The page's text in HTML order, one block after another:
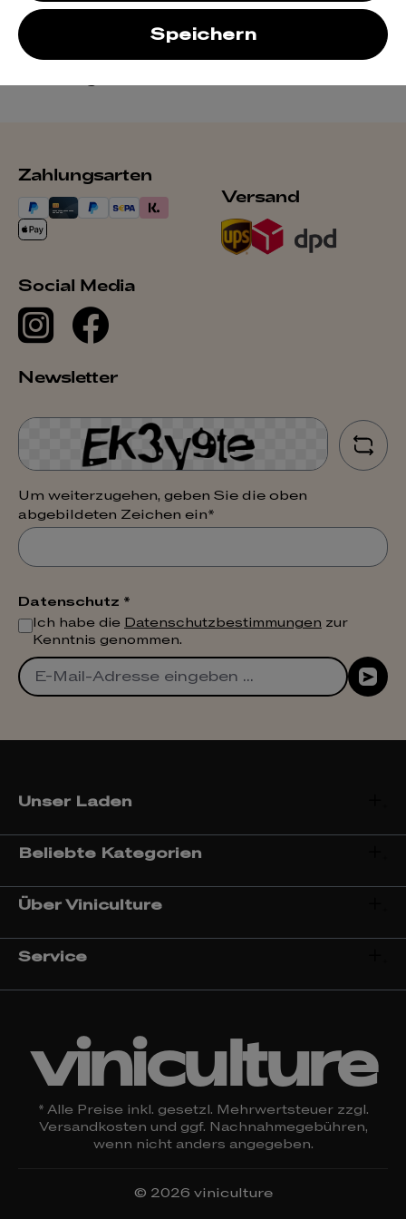
Öffnungszeiten:
Dienstag - Freitag: 12 - 19 Uhr
Zahlungsarten
Versand
Social Media
Newsletter
Um weiterzugehen, geben Sie die oben
abgebildeten Zeichen ein*
Datenschutz *
Ich habe die Datenschutzbestimmungen zur
Kenntnis genommen.
Unser Laden
Beliebte Kategorien
Über Viniculture
Service
viniculture
* Alle Preise inkl. gesetzl. Mehrwertsteuer zzgl.
Versandkosten und ggf. Nachnahmegebühren,
wenn nicht anders angegeben.
© 2026 viniculture
Speichern